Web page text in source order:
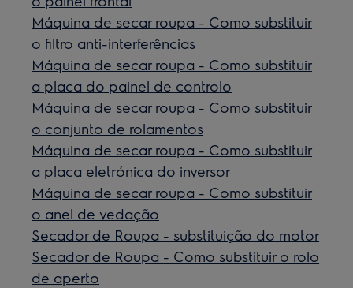
Máquina de secar roupa - Como substituir
o filtro anti-interferências
Máquina de secar roupa - Como substituir
a placa do painel de controlo
Máquina de secar roupa - Como substituir
o conjunto de rolamentos
Máquina de secar roupa - Como substituir
a placa eletrónica do inversor
Máquina de secar roupa - Como substituir
o anel de vedação
Secador de Roupa - substituição do motor
Secador de Roupa - Como substituir o rolo
de aperto